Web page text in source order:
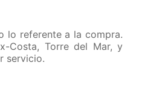
lo referente a la compra.
Costa, Torre del Mar, y
servicio.